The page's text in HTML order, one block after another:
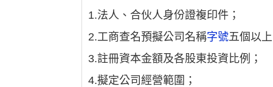
1.法人、合伙人身份證複印件；
2.工商查名預擬公司名稱字號五個以上
3.註冊資本金額及各股東投資比例；
4.擬定公司經營範圍；